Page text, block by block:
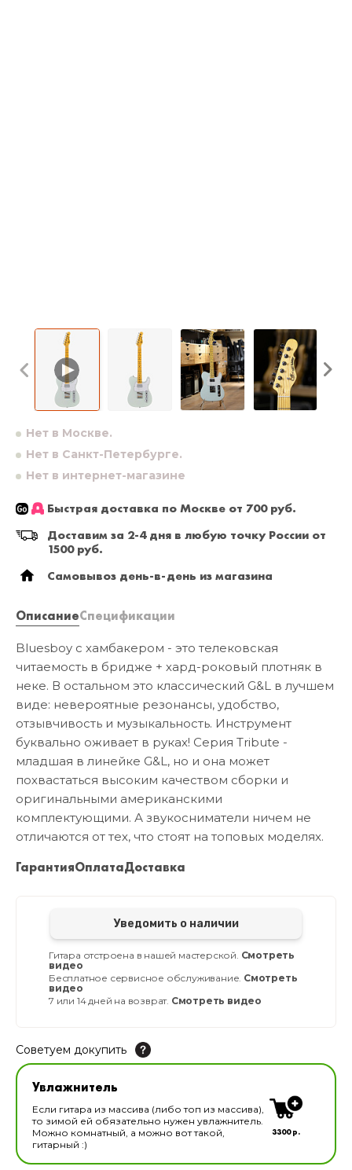
Нет в Москве.
Нет в Санкт-Петербурге.
Нет в интернет-магазине
Быстрая доставка по Москве от 700 руб.
Доставим за 2-4 дня в любую точку России от
1500 руб.
Самовывоз день-в-день из магазина
ОписаниеСпецификации
Bluesboy с хамбакером - это телековская
читаемость в бридже + хард-роковый плотняк в
неке. В остальном это классический G&L в лучшем
виде: невероятные резонансы, удобство,
отзывчивость и музыкальность. Инструмент
буквально оживает в руках! Серия Tribute -
младшая в линейке G&L, но и она может
похвастаться высоким качеством сборки и
оригинальными американскими
комплектующими. А звукосниматели ничем не
отличаются от тех, что стоят на топовых моделях.
ГарантияОплатаДоставка
Уведомить о наличии
Гитара отстроена в нашей мастерской. Смотреть
видео
Бесплатное сервисное обслуживание. Смотреть
видео
7 или 14 дней на возврат. Смотреть видео
Советуем докупить
Увлажнитель для музыкальных инструментов
В наличии
Увлажнитель
Если гитара из массива (либо топ из массива),
то зимой ей обязательно нужен увлажнитель.
Можно комнатный, а можно вот такой,
гитарный :)
3300 р.